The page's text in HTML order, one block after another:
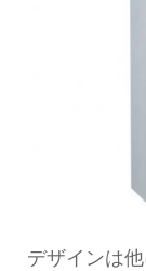
デザインは